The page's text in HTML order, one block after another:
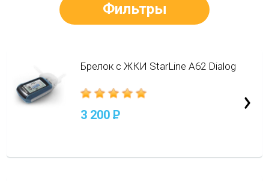
Фильтры
Брелок с ЖКИ StarLine А62 Dialog
3 200P